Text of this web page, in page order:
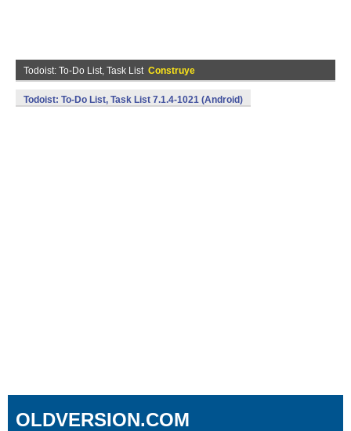
Todoist: To-Do List, Task List Construye
Todoist: To-Do List, Task List 7.1.4-1021 (Android)
OLDVERSION.COM